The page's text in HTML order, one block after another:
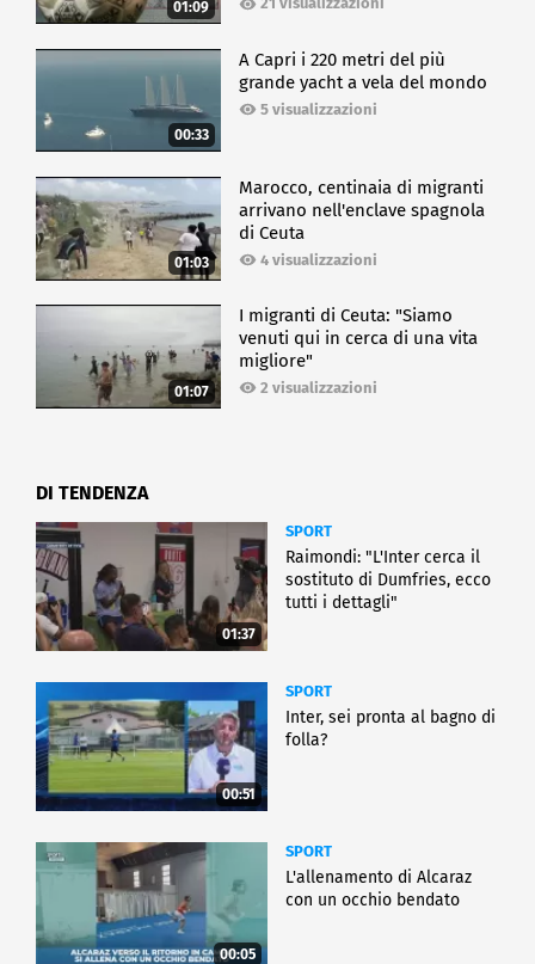
01:09
00:33
A Capri i 220 metri del più
grande yacht a vela del mondo
5 visualizzazioni
01:03
Marocco, centinaia di migranti
arrivano nell'enclave spagnola
di Ceuta
4 visualizzazioni
01:07
I migranti di Ceuta: "Siamo
venuti qui in cerca di una vita
migliore"
2 visualizzazioni
DI TENDENZA
01:37
SPORT
Raimondi: "L'Inter cerca il
sostituto di Dumfries, ecco
tutti i dettagli"
00:51
SPORT
Inter, sei pronta al bagno di
folla?
00:05
SPORT
L'allenamento di Alcaraz
con un occhio bendato